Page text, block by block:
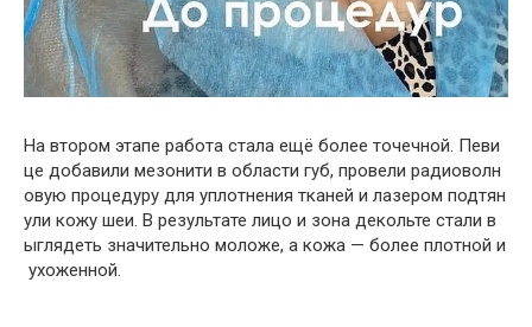
На втором этапе работа стала ещё более точечной. Певи
це добавили мезонити в области губ, провели радиоволн
овую процедуру для уплотнения тканей и лазером подтян
ули кожу шеи. В результате лицо и зона декольте стали в
ыглядеть значительно моложе, а кожа — более плотной и
ухоженной.